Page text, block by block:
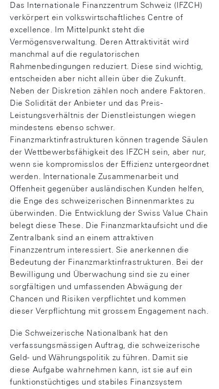
Das Internationale Finanzzentrum Schweiz (IFZCH)
verkörpert ein volkswirtschaftliches Centre of
excellence. Im Mittelpunkt steht die
Vermögensverwaltung. Deren Attraktivität wird
manchmal auf die regulatorischen
Rahmenbedingungen reduziert. Diese sind wichtig,
entscheiden aber nicht allein über die Zukunft.
Neben der Diskretion zählen noch andere Faktoren.
Die Solidität der Anbieter und das Preis-
Leistungsverhältnis der Dienstleistungen wiegen
mindestens ebenso schwer.
Finanzmarktinfrastrukturen können tragende Säulen
der Wettbewerbsfähigkeit des IFZCH sein, aber nur,
wenn sie kompromisslos der Effizienz untergeordnet
werden. Internationale Zusammenarbeit und
Offenheit gegenüber ausländischen Kunden helfen,
die Enge des schweizerischen Binnenmarktes zu
überwinden. Die Entwicklung der Swiss Value Chain
belegt diese These. Die Finanzmarktaufsicht und die
Zentralbank sind an einem attraktiven
Finanzzentrum interessiert. Sie anerkennen die
Bedeutung der Finanzmarktinfrastrukturen. Bei der
Bewilligung und Überwachung sind sie zu einer
sorgfältigen und umfassenden Abwägung der
Chancen und Risiken verpflichtet und kommen
dieser Verpflichtung mit grossem Engagement nach.
Die Schweizerische Nationalbank hat den
verfassungsmässigen Auftrag, die schweizerische
Geld- und Währungspolitik zu führen. Damit sie
diese Aufgabe wahrnehmen kann, ist sie auf ein
funktionstüchtiges und stabiles Finanzsystem